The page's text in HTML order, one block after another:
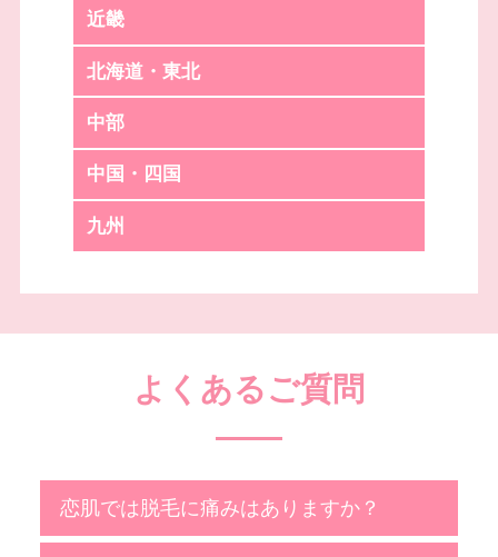
近畿
北海道・東北
中部
中国・四国
九州
よくあるご質問
恋肌では脱毛に痛みはありますか？